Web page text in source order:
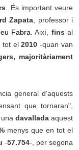
. És important veure
Zapata , professor i
Fabra . Així, fins al
tot el2010 -quan van
majoritàriament
general d'aquests
que tornaran",
una davallada aquest
menys que en tot el
-57.754-, per segona